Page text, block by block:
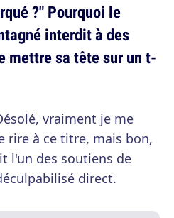
?" Pourquoi le
interdit à des
mettre sa tête sur un t-
vraiment je me
rire à ce titre, mais bon,
l'un des soutiens de
direct.